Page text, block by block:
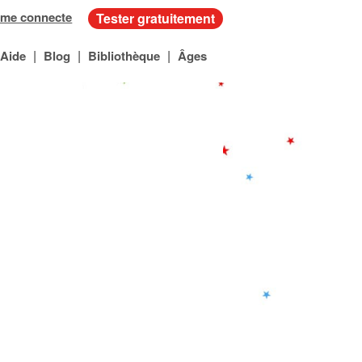
connecte Tester gratuitement
Aide | Blog | Bibliothèque | Âges